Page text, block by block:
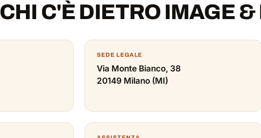
CHI C'È DIETRO IMAGE
SEDE LEGALE
Via Monte Bianco, 38
20149 Milano (MI)